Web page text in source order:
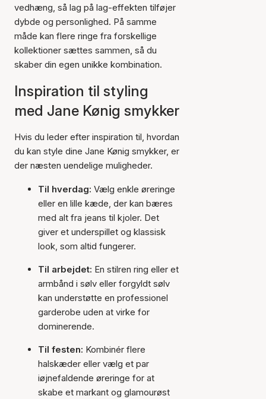
vedhæng, så lag på lag-effekten tilføjer
dybde og personlighed. På samme
måde kan flere ringe fra forskellige
kollektioner sættes sammen, så du
skaber din egen unikke kombination.
Inspiration til styling
med Jane Kønig smykker
Hvis du leder efter inspiration til, hvordan
du kan style dine Jane Kønig smykker, er
der næsten uendelige muligheder.
Til hverdag: Vælg enkle øreringe
eller en lille kæde, der kan bæres
med alt fra jeans til kjoler. Det
giver et underspillet og klassisk
look, som altid fungerer.
Til arbejdet: En stilren ring eller et
armbånd i sølv eller forgyldt sølv
kan understøtte en professionel
garderobe uden at virke for
dominerende.
Til festen: Kombinér flere
halskæder eller vælg et par
iøjnefaldende øreringe for at
skabe et markant og glamourøst